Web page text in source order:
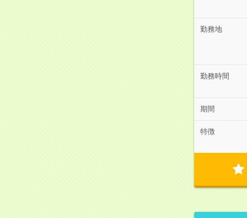
勤務地
勤務時間
期間
特徴